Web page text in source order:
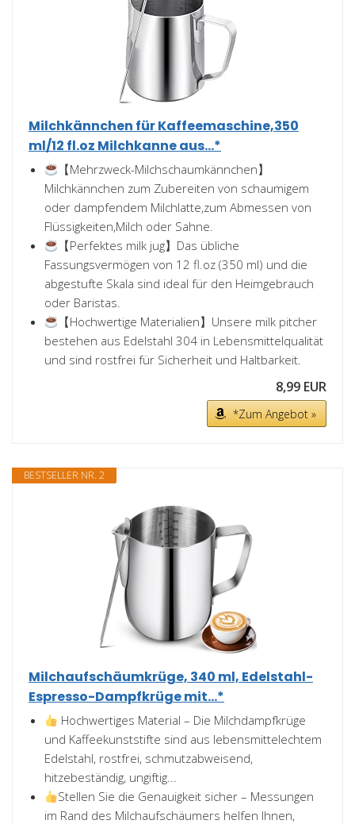
Milchkännchen für Kaffeemaschine,350
ml/12 fl.oz Milchkanne aus...*
【Mehrzweck-Milchschaumkännchen】
Milchkännchen zum Zubereiten von schaumigem
oder dampfendem Milchlatte,zum Abmessen von
Flüssigkeiten,Milch oder Sahne.
【Perfektes milk jug】Das übliche
Fassungsvermögen von 12 fl.oz (350 ml) und die
abgestufte Skala sind ideal für den Heimgebrauch
oder Baristas.
【Hochwertige Materialien】Unsere milk pitcher
bestehen aus Edelstahl 304 in Lebensmittelqualität
und sind rostfrei für Sicherheit und Haltbarkeit.
8,99 EUR
*Zum Angebot »
BESTSELLER NR. 2
Milchaufschäumkrüge, 340 ml, Edelstahl-
Espresso-Dampfkrüge mit...*
Hochwertiges Material – Die Milchdampfkrüge
und Kaffeekunststifte sind aus lebensmittelechtem
Edelstahl, rostfrei, schmutzabweisend,
hitzebeständig, ungiftig...
Stellen Sie die Genauigkeit sicher – Messungen
im Rand des Milchaufschäumers helfen Ihnen,